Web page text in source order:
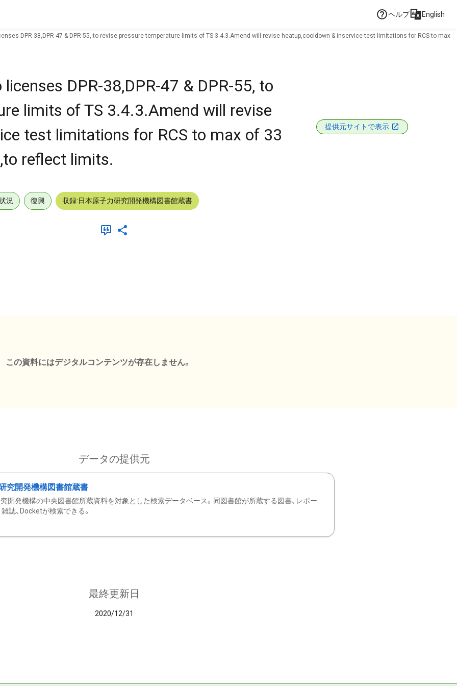
ヘルプ English
DPR-38,DPR-47 & DPR-55, to revise pressure-temperature limits of TS 3.4.3.Amend will revise heatup,cooldown & inservice test limitations for RCS to max
DPR-38,DPR-47 & DPR-55, to
limits of TS 3.4.3.Amend will revise
test limitations for RCS to max of 33
reflect limits.
提供元サイトで表示
況 復興 収録:日本原子力研究開発機構図書館蔵書
この資料にはデジタルコンテンツが存在しません。
データの提供元
究開発機構図書館蔵書
開発機構の中央図書館所蔵資料を対象とした検索データベース。同図書館が所蔵する図書、レポー
雑誌、Docketが検索できる。
最終更新日
2020/12/31